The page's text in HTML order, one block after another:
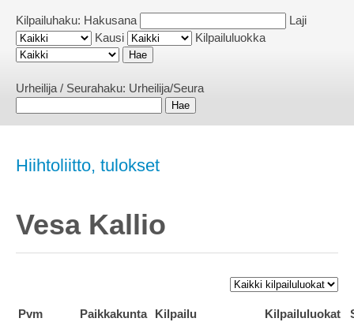
Kilpailuhaku: Hakusana
Laji
Kausi
Kilpailuluokka
Urheilija / Seurahaku: Urheilija/Seura
Hiihtoliitto, tulokset
Vesa Kallio
Pvm Paikkakunta Kilpailu Kilpailuluokat